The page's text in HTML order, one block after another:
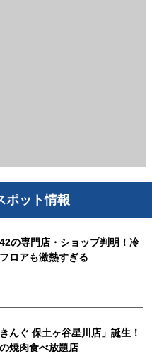
ポット情報
の専門店・ショップ判明！冷
ロアも激熱すぎる
んぐ 保土ヶ谷星川店」誕生！
焼肉食べ放題店